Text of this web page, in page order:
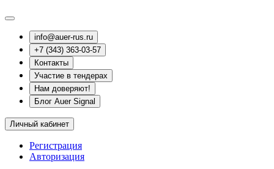
info@auer-rus.ru
+7 (343) 363-03-57
Контакты
Участие в тендерах
Нам доверяют!
Блог Auer Signal
Личный кабинет
Регистрация
Авторизация